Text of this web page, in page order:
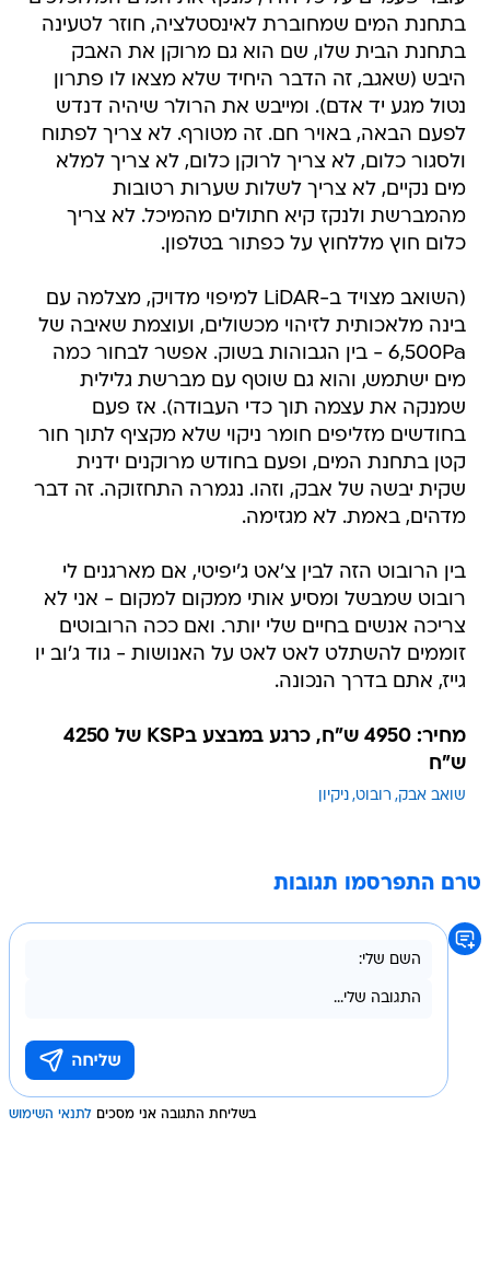
בתחנת המים שמחוברת לאינסטלציה, חוזר לטעינה
בתחנת הבית שלו, שם הוא גם מרוקן את האבק
היבש (שאגב, זה הדבר היחיד שלא מצאו לו פתרון
נטול מגע יד אדם). ומייבש את הרולר שיהיה דנדש
לפעם הבאה, באויר חם. זה מטורף. לא צריך לפתוח
ולסגור כלום, לא צריך לרוקן כלום, לא צריך למלא
מים נקיים, לא צריך לשלות שערות רטובות
מהמברשת ולנקז קיא חתולים מהמיכל. לא צריך
כלום חוץ מללחוץ על כפתור בטלפון.
(השואב מצויד ב-LiDAR למיפוי מדויק, מצלמה עם
בינה מלאכותית לזיהוי מכשולים, ועוצמת שאיבה של
6,500Pa - בין הגבוהות בשוק. אפשר לבחור כמה
מים ישתמש, והוא גם שוטף עם מברשת גלילית
שמנקה את עצמה תוך כדי העבודה). אז פעם
בחודשים מזליפים חומר ניקוי שלא מקציף לתוך חור
קטן בתחנת המים, ופעם בחודש מרוקנים ידנית
שקית יבשה של אבק, וזהו. נגמרה התחזוקה. זה דבר
מדהים, באמת. לא מגזימה.
בין הרובוט הזה לבין צ'אט ג'יפיטי, אם מארגנים לי
רובוט שמבשל ומסיע אותי ממקום למקום - אני לא
צריכה אנשים בחיים שלי יותר. ואם ככה הרובוטים
זוממים להשתלט לאט לאט על האנושות - גוד ג'וב יו
גייז, אתם בדרך הנכונה.
מחיר: 4950 ש"ח, כרגע במבצע בKSP של 4250
ש"ח
שואב אבק רובוט ניקיון
טרם התפרסמו תגובות
בשליחת התגובה אני מסכים לתנאי השימוש